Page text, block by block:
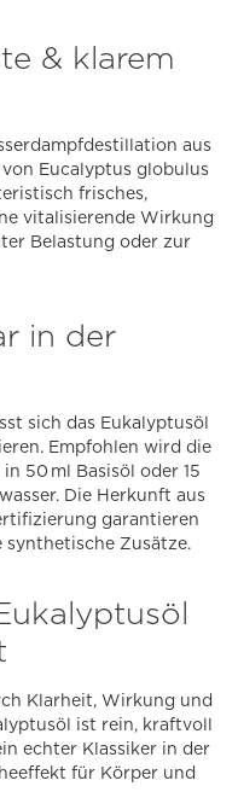
& klarem
aus
Eucalyptus globulus
frisches,
vitalisierende Wirkung
Belastung oder zur
in der
sich das Eukalyptusöl
Empfohlen wird die
50 ml Basisöl oder 15
Die Herkunft aus
garantieren
synthetische Zusätze.
Klarheit, Wirkung und
ist rein, kraftvoll
echter Klassiker in der
für Körper und